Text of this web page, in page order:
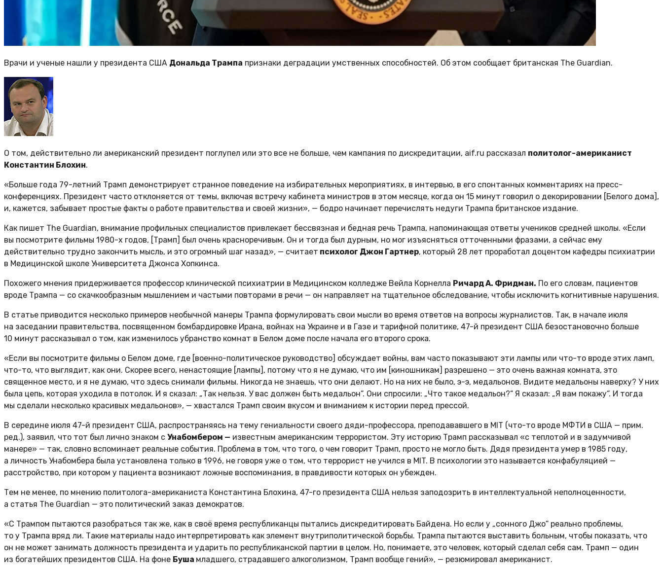
Врачи и ученые нашли у президента США Дональда Трампа признаки деградации умственных способностей. Об этом сообщает британская The Guardian.
О том, действительно ли американский президент поглупел или это все не больше, чем кампания по дискредитации, aif.ru рассказал политолог-американист
Константин Блохин.
«Больше года 79-летний Трамп демонстрирует странное поведение на избирательных мероприятиях, в интервью, в его спонтанных комментариях на пресс-
конференциях. Президент часто отклоняется от темы, включая встречу кабинета министров в этом месяце, когда он 15 минут говорил о декорировании [Белого дома],
и, кажется, забывает простые факты о работе правительства и своей жизни», — бодро начинает перечислять недуги Трампа британское издание.
Как пишет The Guardian, внимание профильных специалистов привлекает бессвязная и бедная речь Трампа, напоминающая ответы учеников средней школы. «Если
вы посмотрите фильмы 1980-х годов, [Трамп] был очень красноречивым. Он и тогда был дурным, но мог изъясняться отточенными фразами, а сейчас ему
действительно трудно закончить мысль, и это огромный шаг назад», — считает психолог Джон Гартнер, который 28 лет проработал доцентом кафедры психиатрии
в Медицинской школе Университета Джонса Хопкинса.
Похожего мнения придерживается профессор клинической психиатрии в Медицинском колледже Вейла Корнелла Ричард А. Фридман. По его словам, пациентов
вроде Трампа — со скачкообразным мышлением и частыми повторами в речи — он направляет на тщательное обследование, чтобы исключить когнитивные нарушения.
В статье приводится несколько примеров необычной манеры Трампа формулировать свои мысли во время ответов на вопросы журналистов. Так, в начале июля
на заседании правительства, посвященном бомбардировке Ирана, войнах на Украине и в Газе и тарифной политике, 47-й президент США безостановочно больше
10 минут рассказывал о том, как изменилось убранство комнат в Белом доме после начала его второго срока.
«Если вы посмотрите фильмы о Белом доме, где [военно-политическое руководство] обсуждает войны, вам часто показывают эти лампы или что-то вроде этих ламп,
что-то, что выглядит, как они. Скорее всего, ненастоящие [лампы], потому что я не думаю, что им [киношникам] разрешено — это очень важная комната, это
священное место, и я не думаю, что здесь снимали фильмы. Никогда не знаешь, что они делают. Но на них не было, э-э, медальонов. Видите медальоны наверху? У них
была цепь, которая уходила в потолок. И я сказал: „Так нельзя. У вас должен быть медальон“. Они спросили: „Что такое медальон?“ Я сказал: „Я вам покажу“. И тогда
мы сделали несколько красивых медальонов», — хвастался Трамп своим вкусом и вниманием к истории перед прессой.
В середине июля 47-й президент США, распространяясь на тему гениальности своего дяди-профессора, преподававшего в MIT (что-то вроде МФТИ в США — прим.
ред.), заявил, что тот был лично знаком с Унабомбером — известным американским террористом. Эту историю Трамп рассказывал «с теплотой и в задумчивой
манере» — так, словно вспоминает реальные события. Проблема в том, что того, о чем говорит Трамп, просто не могло быть. Дядя президента умер в 1985 году,
а личность Унабомбера была установлена только в 1996, не говоря уже о том, что террорист не учился в MIT. В психологии это называется конфабуляцией —
расстройство, при котором у пациента возникают ложные воспоминания, в правдивости которых он убежден.
Тем не менее, по мнению политолога-американиста Константина Блохина, 47-го президента США нельзя заподозрить в интеллектуальной неполноценности,
а статья The Guardian — это политический заказ демократов.
«С Трампом пытаются разобраться так же, как в своё время республиканцы пытались дискредитировать Байдена. Но если у „сонного Джо“ реально проблемы,
то у Трампа вряд ли. Такие материалы надо интерпретировать как элемент внутриполитической борьбы. Трампа пытаются выставить больным, чтобы показать, что
он не может занимать должность президента и ударить по республиканской партии в целом. Но, понимаете, это человек, который сделал себя сам. Трамп — один
из богатейших президентов США. На фоне Буша младшего, страдавшего алкоголизмом, Трамп вообще гений», — резюмировал американист.